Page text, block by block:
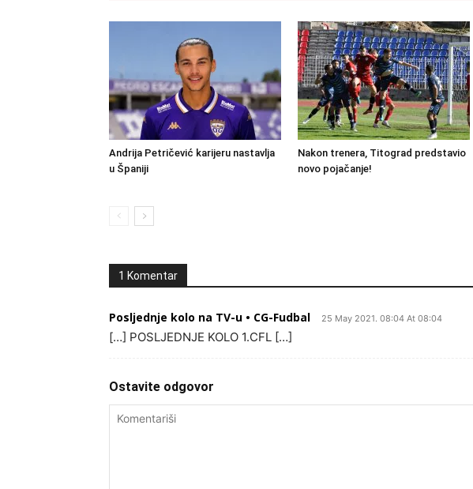
Andrija Petričević karijeru nastavlja
u Španiji
Nakon trenera, Titograd predstavio
novo pojačanje!
1 Komentar
Posljednje kolo na TV-u • CG-Fudbal 25 May 2021. 08:04 At 08:04
[…] POSLJEDNJE KOLO 1.CFL […]
Ostavite odgovor